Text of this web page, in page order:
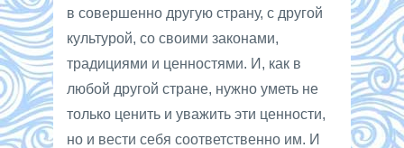
в совершенно другую страну, с другой
культурой, со своими законами,
традициями и ценностями. И, как в
любой другой стране, нужно уметь не
только ценить и уважить эти ценности,
но и вести себя соответственно им. И